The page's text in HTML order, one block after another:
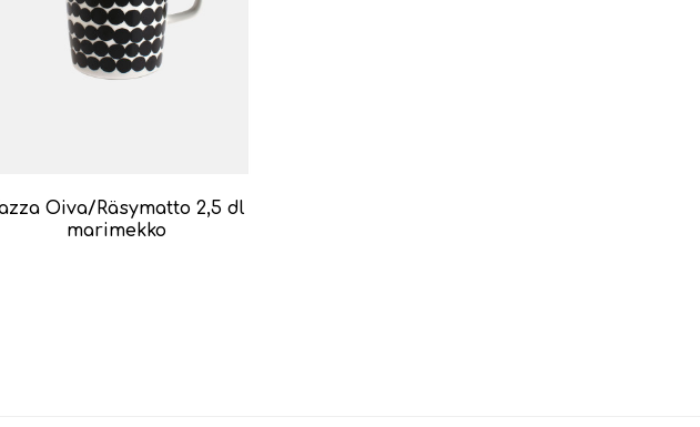
Oiva/Räsymatto 2,5 dl
marimekko